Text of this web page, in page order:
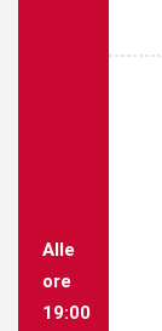
Alle
ore
19:00